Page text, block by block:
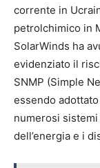
corrente in
petrolchimico in
SolarWinds ha
evidenziato il
SNMP (Simple
essendo
numerosi
dell’energia e i